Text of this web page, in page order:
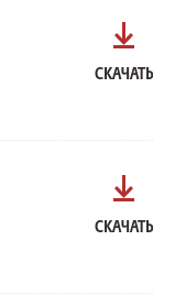
СКАЧАТЬ
СКАЧАТЬ